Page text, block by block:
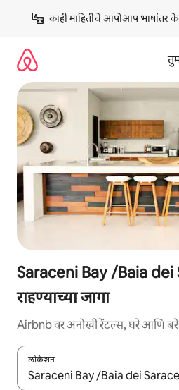
काही माहितीचे आपोआप
Saraceni Bay /Baia
राहण्याच्या जागा
Airbnb वर अनोखी रेंटल्स, घरे आणि
लोकेशन
जेव्हा परिणाम उपलब्ध असतील, तेव्हा